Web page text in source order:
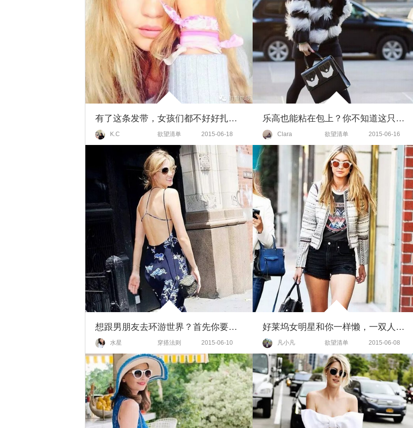
有了这条发带，女孩们都不好好扎头发了！
K.C 欲望清单 2015-06-18
乐高也能粘在包上？你不知道这只乐高包现在已经红透了吗！
Clara 欲望清单 2015-06-16
想跟男朋友去环游世界？首先你要有一件好看的露背装！
水星 穿搭法则 2015-06-10
好莱坞女明星和你一样懒，一双人字拖时髦整个夏天！
凡小凡 欲望清单 2015-06-08